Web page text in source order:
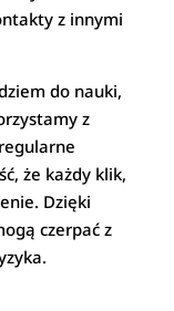
z innymi
do nauki,
z
że każdy klik,
Dzięki
czerpać z